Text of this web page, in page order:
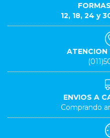
12, 18, 24 y
ATENCION
ENVIOS A
Comprando